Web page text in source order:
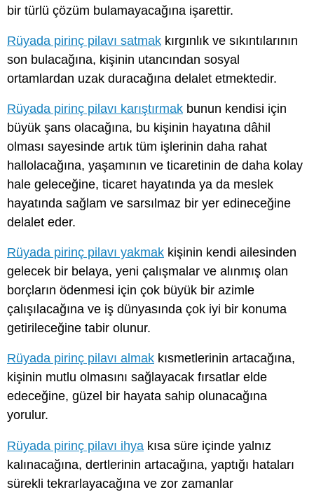
bir türlü çözüm bulamayacağına işarettir.
Rüyada pirinç pilavı satmak kırgınlık ve sıkıntılarının
son bulacağına, kişinin utancından sosyal
ortamlardan uzak duracağına delalet etmektedir.
Rüyada pirinç pilavı karıştırmak bunun kendisi için
büyük şans olacağına, bu kişinin hayatına dâhil
olması sayesinde artık tüm işlerinin daha rahat
hallolacağına, yaşamının ve ticaretinin de daha kolay
hale geleceğine, ticaret hayatında ya da meslek
hayatında sağlam ve sarsılmaz bir yer edineceğine
delalet eder.
Rüyada pirinç pilavı yakmak kişinin kendi ailesinden
gelecek bir belaya, yeni çalışmalar ve alınmış olan
borçların ödenmesi için çok büyük bir azimle
çalışılacağına ve iş dünyasında çok iyi bir konuma
getirileceğine tabir olunur.
Rüyada pirinç pilavı almak kısmetlerinin artacağına,
kişinin mutlu olmasını sağlayacak fırsatlar elde
edeceğine, güzel bir hayata sahip olunacağına
yorulur.
Rüyada pirinç pilavı ihya kısa süre içinde yalnız
kalınacağına, dertlerinin artacağına, yaptığı hataları
sürekli tekrarlayacağına ve zor zamanlar